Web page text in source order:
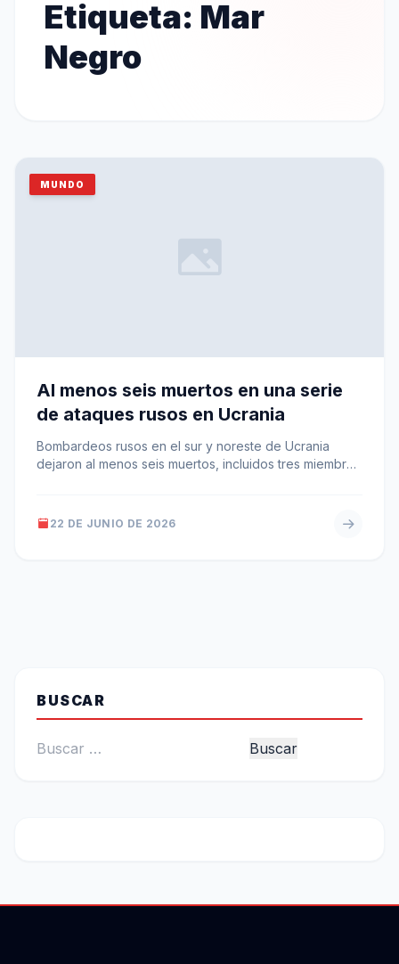
Etiqueta: Mar
Negro
MUNDO
Al menos seis muertos en una serie
de ataques rusos en Ucrania
Bombardeos rusos en el sur y noreste de Ucrania
dejaron al menos seis muertos, incluidos tres miembros
22 DE JUNIO DE 2026
BUSCAR
Buscar: